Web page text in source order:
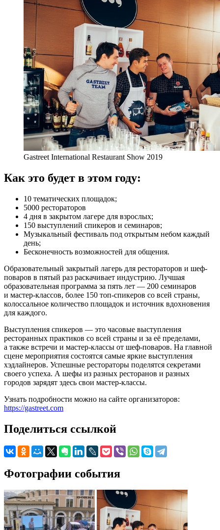
Gastreet International Restaurant Show 2019
Как это будет в этом году:
10 тематических площадок;
5000 рестораторов
4 дня в закрытом лагере для взрослых;
150 выступлений спикеров и семинаров;
Музыкальный фестиваль под открытым небом каждый
день;
Бесконечность возможностей для общения.
Образовательный закрытый лагерь для рестораторов и шеф-
поваров в пятый раз раскачивает индустрию. Лучшая
образовательная программа за пять лет — 200 семинаров
и мастер-классов, более 150 топ-спикеров со всей страны,
колоссальное количество площадок и источник вдохновения
для каждого.
Выступления спикеров — это часовые выступления
ресторанных практиков со всей страны и за её пределами,
а также встречи и мастер-классы от шеф-поваров. На главной
сцене мероприятия состоятся самые яркие выступления
хэдлайнеров. Успешные рестораторы поделятся секретами
своего успеха. А шефы из разных ресторанов и разных
городов зарядят здесь свои мастер-классы.
Узнать подробности можно на сайте организаторов:
https://gastreet.com
Поделиться ссылкой
Фотографии события